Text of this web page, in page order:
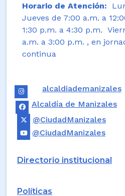
Horario de Atención:
Jueves de 7:00 a.m. a
1:30 p.m. a 4:30 p.m.
a.m. a 3:00 p.m. , en
continua
alcaldiademanizales
Alcaldía de Manizales
@CiudadManizales
@CiudadManizales
Directorio institucional
Políticas